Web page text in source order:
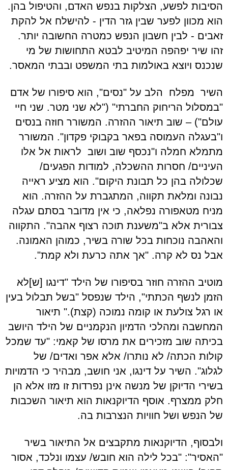
הסיבות לפשע, הצלקות בנפש האדם, והטיפול בהן.
הוא מכוון לפער שבין גזר הדין - להישלח אל להקת
זאבים - לבין חשבון הנפש כמטרה החשובה יותר.
זהו שיר יפהפה המיטיב לבטא התחושות של מי
שנכנס ויוצא באולמות בתי המשפט ובבתי המאסר.
השיר מפלח הלב על "נסים", הוא סיפורו של אדם
"במסלול הריחוק החברתי" ("לא שני מטר. שני חיי
עולם") – שוב תיאור ההזרה. המשורר חוזה בנסים
ו"בעגלה העמוסה בפאר בקבוקי פקדון". המשורר
מתמלא חמלה ו"נכסף שוב ושוב לראות אל אלו
העיניים/ חסרות ההשכלה, למודות הפגעים/
שכלולה בהן כל תבונת היקום". הוא מציע ראייה
נבונה ומלאת תקווה, המתגברת על ההזרה. הוא
מניח מטאפורה נפלאה, כי אין מדובר בסתם עגלה
צבורית אלא ב"משענת תוכה רצוף אהבה". התקווה
והאהבה נוכחות בכל שורה בשיר, כמוהן האמונה.
אבל נס לא קרה. "אך אתה כרעת ולא קמת".
מוטיב ההזרה חוזר בסיפורו של הילד "דינגו [ש]לא
הזמן לנשף הכתתי", הילד שנפסל "בשל תבלול בעין
או רגל צולעת או קומה נמוכה (קצת)." תיאור
המחשבה ומהלכי הדמיון הנקמניים של הילד היושב
בכיתה שוב מזכירים את מרסו של קאמי: "עד שמכל
קולות הכתה/ לא נותרו/ אלא אפר ואדים/ של
לגלוג". השיר על דינגו, אני חושב, מבהיר כי הדמויות
בשירי הדיוקן של מנשה אינן נפרדות זו מזו אלא הן
חלק ממצרף. אוסף הדיוקנאות הוא תיאור השכבות
של הנפש ושל חוויות הנצרבות בה.
ולבסוף, הדיוקנאות מתקבצים אל התיאור בשיר
"האסיר": "בכל לילה הוא חובש/ עצמו ונלכד, אסור